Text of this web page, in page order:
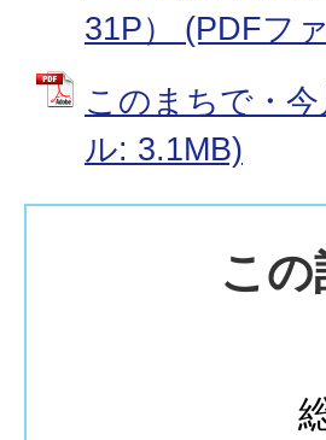
31P） (PDFフ
このまちで・
ル: 3.1MB)
こ